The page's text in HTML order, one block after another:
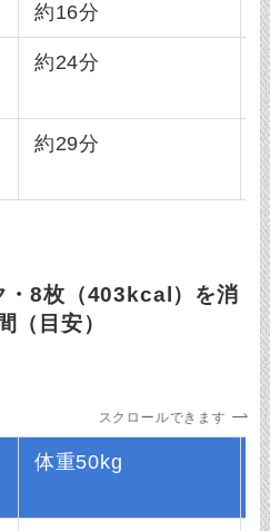
約16分
約24分
約29分
・8枚（403kcal）を消
（目安）
スクロールできます
体重50kg